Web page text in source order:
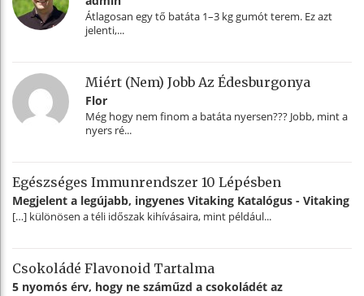
Átlagosan egy tő batáta 1–3 kg gumót terem. Ez azt
jelenti,...
Miért (nem) Jobb Az Édesburgonya
Flor
Még hogy nem finom a batáta nyersen??? Jobb, mint a
nyers ré...
Egészséges Immunrendszer 10 Lépésben
Megjelent a legújabb, ingyenes Vitaking Katalógus - Vitaking
[…] különösen a téli időszak kihívásaira, mint például...
Csokoládé Flavonoid Tartalma
5 nyomós érv, hogy ne száműzd a csokoládét az